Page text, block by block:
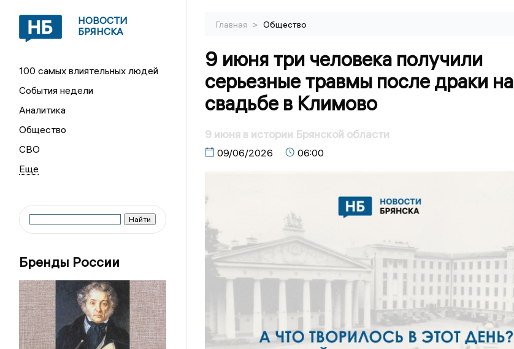
НОВОСТИ
БРЯНСКА
100 самых влиятельных людей
События недели
Аналитика
Общество
СВО
Бренды России
Главная > Общество
9 июня три человека получили
серьезные травмы после драки на
свадьбе в Климово
9 июня в истории Брянской области
09/06/2026 06:00